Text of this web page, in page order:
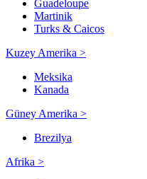
Guadeloupe
Martinik
Turks & Caicos
Kuzey Amerika >
Meksika
Kanada
Güney Amerika >
Brezilya
Afrika >